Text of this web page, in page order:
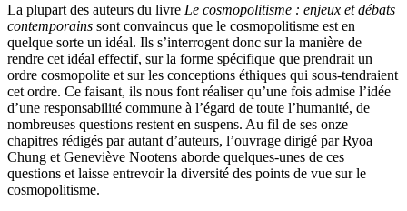
La plupart des auteurs du livre Le cosmopolitisme : enjeux et débats
contemporains sont convaincus que le cosmopolitisme est en
quelque sorte un idéal. Ils s’interrogent donc sur la manière de
rendre cet idéal effectif, sur la forme spécifique que prendrait un
ordre cosmopolite et sur les conceptions éthiques qui sous-tendraient
cet ordre. Ce faisant, ils nous font réaliser qu’une fois admise l’idée
d’une responsabilité commune à l’égard de toute l’humanité, de
nombreuses questions restent en suspens. Au fil de ses onze
chapitres rédigés par autant d’auteurs, l’ouvrage dirigé par Ryoa
Chung et Geneviève Nootens aborde quelques-unes de ces
questions et laisse entrevoir la diversité des points de vue sur le
cosmopolitisme.